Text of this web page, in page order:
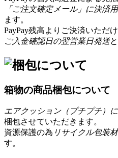
「ご注文確定メール」に決済
ます。
PayPay残高よりご決済いただけ
ご入金確認日の翌営業日発送
箱物の商品梱包について
エアクッション（プチプチ）
梱包させていただきます。
資源保護の為 リサイクル包装材
す。